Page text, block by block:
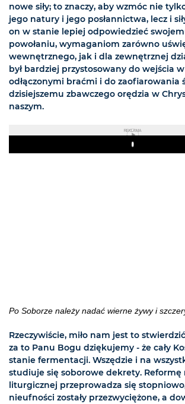
nowe siły; to znaczy, aby wzmóc nie
jego natury i jego posłannictwa, lecz i
on w stanie lepiej odpowiedzieć
powołaniu, wymaganiom zarówno
wewnętrznego, jak i dla zewnętrznej
był bardziej przystosowany do wejścia
odłączonymi braćmi i do zaofiarowania
dzisiejszemu zbawczego orędzia w
naszym.
REKLAMA
Play
Po Soborze należy nadać wierne żywy i
Rzeczywiście, miło nam jest to
za to Panu Bogu dziękujemy - że cały
stanie fermentacji. Wszędzie i na
studiuje się soborowe dekrety.
liturgicznej przeprowadza się
nieufności zostały przezwyciężone, a